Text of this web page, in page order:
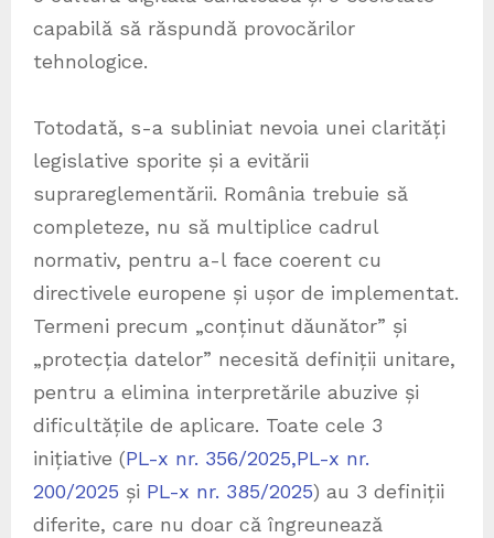
capabilă să răspundă provocărilor
tehnologice.
Totodată, s-a subliniat nevoia unei clarități
legislative sporite și a evitării
suprareglementării. România trebuie să
completeze, nu să multiplice cadrul
normativ, pentru a-l face coerent cu
directivele europene și ușor de implementat.
Termeni precum „conținut dăunător” și
„protecția datelor” necesită definiții unitare,
pentru a elimina interpretările abuzive și
dificultățile de aplicare. Toate cele 3
inițiative (PL-x nr. 356/2025,PL-x nr.
200/2025 și PL-x nr. 385/2025) au 3 definiții
diferite, care nu doar că îngreunează